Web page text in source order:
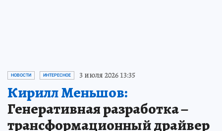
НОВОСТИ ИНТЕРЕСНОЕ 3 июля 2026 13:35
Кирилл Меньшов:
Генеративная разработка –
трансформационный драйвер